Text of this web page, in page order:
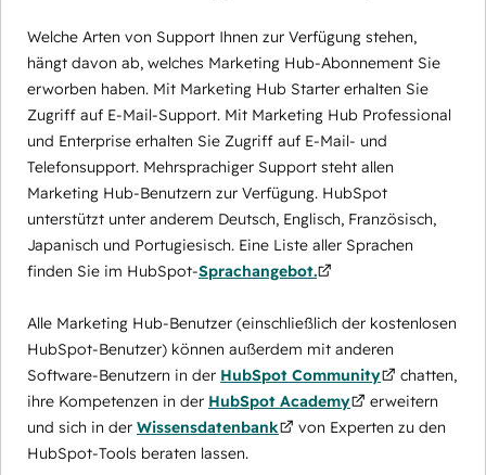
Welche Arten von Support Ihnen zur Verfügung stehen,
hängt davon ab, welches Marketing Hub-Abonnement Sie
erworben haben. Mit Marketing Hub Starter erhalten Sie
Zugriff auf E-Mail-Support. Mit Marketing Hub Professional
und Enterprise erhalten Sie Zugriff auf E-Mail- und
Telefonsupport. Mehrsprachiger Support steht allen
Marketing Hub-Benutzern zur Verfügung. HubSpot
unterstützt unter anderem Deutsch, Englisch, Französisch,
Japanisch und Portugiesisch. Eine Liste aller Sprachen
finden Sie im HubSpot-Sprachangebot.
Alle Marketing Hub-Benutzer (einschließlich der kostenlosen
HubSpot-Benutzer) können außerdem mit anderen
Software-Benutzern in der HubSpot Community
chatten,
ihre Kompetenzen in der HubSpot Academy
erweitern
und sich in der Wissensdatenbank
von Experten zu den
HubSpot-Tools beraten lassen.